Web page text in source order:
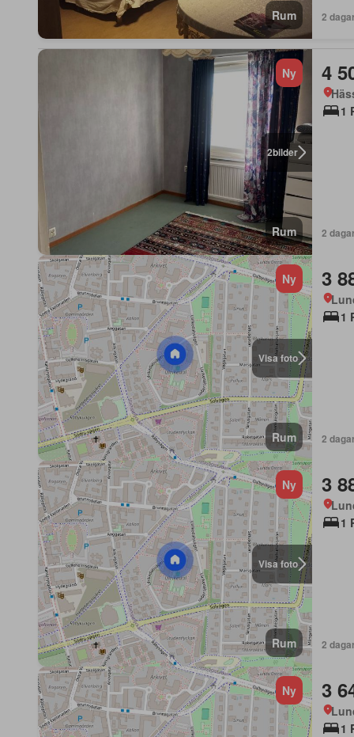
Rum 2
2bilder
Ny
Rum
4
1
2
Visa foto
Ny
Rum
3
1
2
Visa foto
Ny
Rum
3
1
2
Ny 3
1